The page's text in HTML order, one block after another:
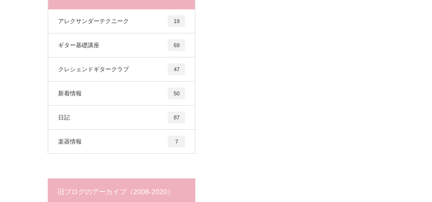
アレクサンダーテクニーク 19
ギター基礎講座 69
クレシェンドギタークラブ 47
新着情報 50
日記 87
楽器情報 7
旧ブログのアーカイブ（2008-2020）